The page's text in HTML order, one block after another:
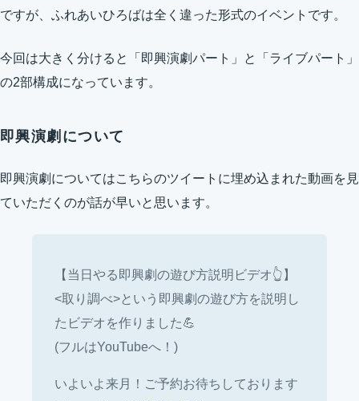
ですが、ふれあいひろばは全く違った形式のイベントです。
今回は大きく分けると「即興演劇パート」と「ライブパート」
の2部構成になっています。
即興演劇について
即興演劇についてはこちらのツイートに埋め込まれた動画を見
ていただくのが話が早いと思います。
【当日やる即興劇の遊び方説明ビデオ👆】
<取り調べ>という即興劇の遊び方を説明し
たビデオを作りました💪
(フルはYouTubeへ！)
いよいよ来月！ご予約お待ちしております